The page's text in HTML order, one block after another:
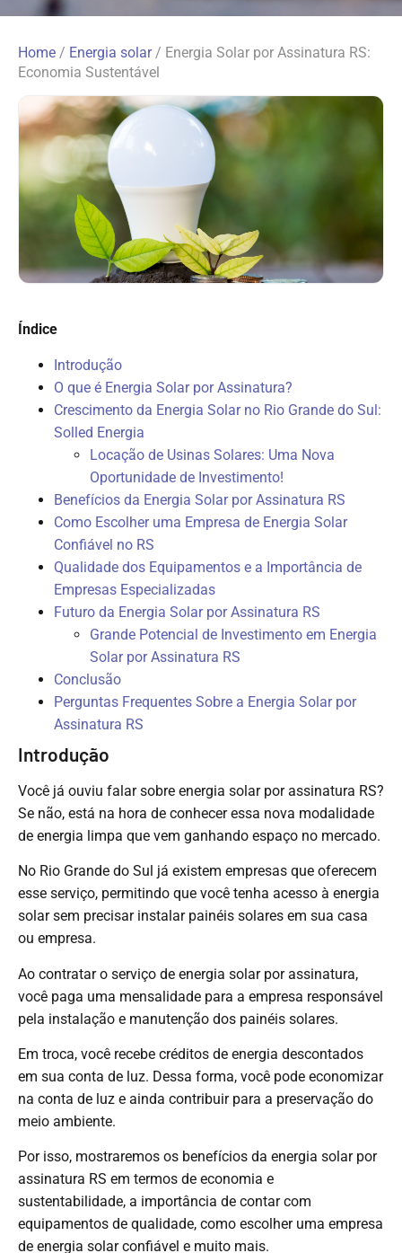
Home / Energia solar/ Energia Solar por Assinatura RS:
Economia Sustentável
Índice
Introdução
O que é Energia Solar por Assinatura?
Crescimento da Energia Solar no Rio Grande do Sul:
Solled Energia
Locação de Usinas Solares: Uma Nova
Oportunidade de Investimento!
Benefícios da Energia Solar por Assinatura RS
Como Escolher uma Empresa de Energia Solar
Confiável no RS
Qualidade dos Equipamentos e a Importância de
Empresas Especializadas
Futuro da Energia Solar por Assinatura RS
Grande Potencial de Investimento em Energia
Solar por Assinatura RS
Conclusão
Perguntas Frequentes Sobre a Energia Solar por
Assinatura RS
Introdução
Você já ouviu falar sobre energia solar por assinatura RS?
Se não, está na hora de conhecer essa nova modalidade
de energia limpa que vem ganhando espaço no mercado.
No Rio Grande do Sul já existem empresas que oferecem
esse serviço, permitindo que você tenha acesso à energia
solar sem precisar instalar painéis solares em sua casa
ou empresa.
Ao contratar o serviço de energia solar por assinatura,
você paga uma mensalidade para a empresa responsável
pela instalação e manutenção dos painéis solares.
Em troca, você recebe créditos de energia descontados
em sua conta de luz. Dessa forma, você pode economizar
na conta de luz e ainda contribuir para a preservação do
meio ambiente.
Por isso, mostraremos os benefícios da energia solar por
assinatura RS em termos de economia e
sustentabilidade, a importância de contar com
equipamentos de qualidade, como escolher uma empresa
de energia solar confiável e muito mais.